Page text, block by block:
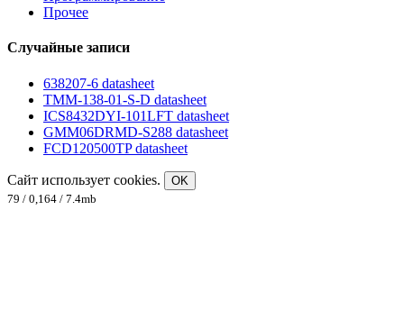
Прочее
Случайные записи
638207-6 datasheet
TMM-138-01-S-D datasheet
ICS8432DYI-101LFT datasheet
GMM06DRMD-S288 datasheet
FCD120500TP datasheet
Сайт использует cookies.
OK
79 / 0,164 / 7.4mb